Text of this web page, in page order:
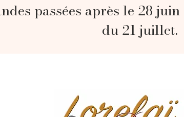
passées après le 28
du 21 juillet.